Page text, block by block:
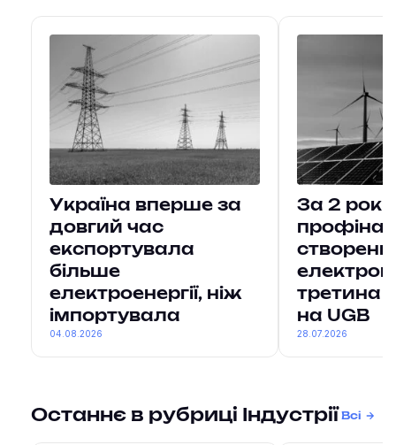
Україна вперше за
довгий час
експортувала
більше
електроенергії, ніж
імпортувала
04.08.2026
За 2
третина
на UGB
28.07.2026
Останнє в рубриці Індустрії Всі